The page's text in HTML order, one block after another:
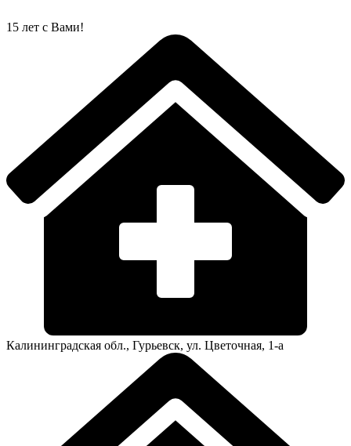
к15 лет с Вами!
Калининградская обл., Гурьевск, ул. Цветочная, 1-а